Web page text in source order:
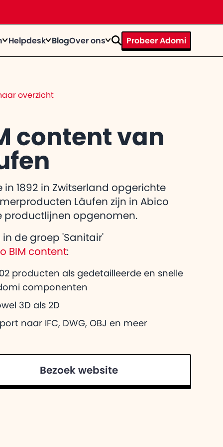
Helpdesk
de
gebruiker
over Adomi
voor
BlogOver ons
bij
knallen?
Probeer Adomi
overzicht
content van
in 1892 in Zwitserland opgerichte
Läufen zijn in Abico
productlijnen opgenomen.
in de groep 'Sanitair'
BIM content:
producten als gedetailleerde en snelle
componenten
3D als 2D
naar IFC, DWG, OBJ en meer
Bezoek website